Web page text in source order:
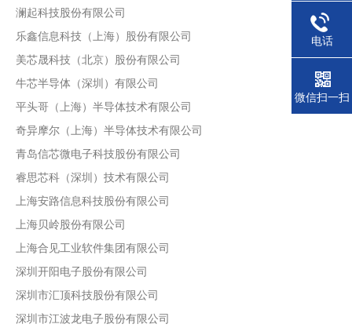
澜起科技股份有限公司
乐鑫信息科技（上海）股份有限公司
美芯晟科技（北京）股份有限公司
牛芯半导体（深圳）有限公司
平头哥（上海）半导体技术有限公司
奇异摩尔（上海）半导体技术有限公司
青岛信芯微电子科技股份有限公司
睿思芯科（深圳）技术有限公司
上海安路信息科技股份有限公司
上海贝岭股份有限公司
上海合见工业软件集团有限公司
深圳开阳电子股份有限公司
深圳市汇顶科技股份有限公司
深圳市江波龙电子股份有限公司
电话
微信扫一扫